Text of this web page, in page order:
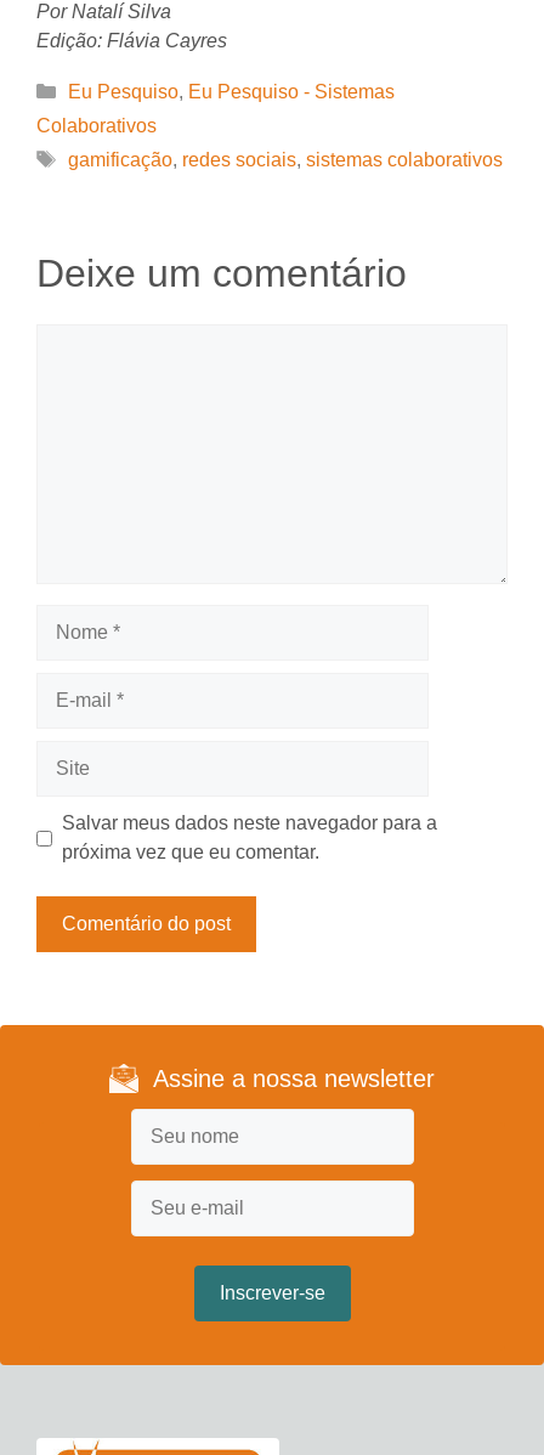
Por Natalí Silva
Edição: Flávia Cayres
Categorias
Eu Pesquiso, Eu Pesquiso - Sistemas
Colaborativos
Tags
gamificação, redes sociais, sistemas colaborativos
Deixe um comentário
Salvar meus dados neste navegador para a
próxima vez que eu comentar.
Assine a nossa newsletter